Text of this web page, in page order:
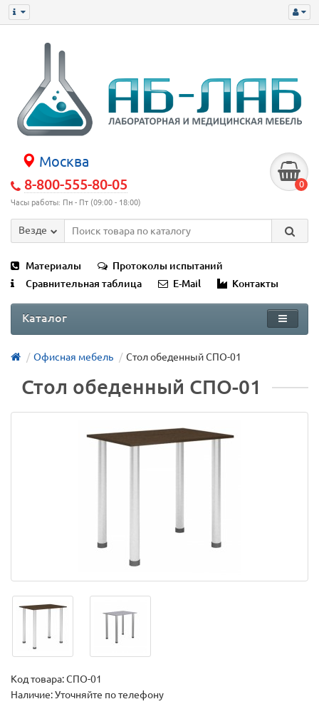
Москва
8-800-555-80-05
Часы работы: Пн - Пт (09:00 - 18:00)
0
Везде
Материалы
Протоколы испытаний
Сравнительная таблица
E-Mail Контакты
Каталог
Офисная мебель Стол обеденный СПО-01
Стол обеденный СПО-01
Код товара:СПО-01
Наличие: Уточняйте по телефону